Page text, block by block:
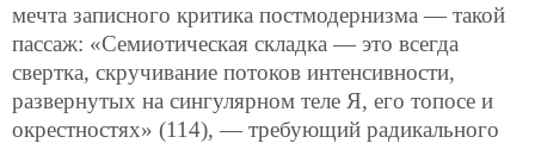
мечта записного критика постмодернизма — такой
пассаж: «Семиотическая складка — это всегда
свертка, скручивание потоков интенсивности,
развернутых на сингулярном теле Я, его топосе и
окрестностях» (114), — требующий радикального